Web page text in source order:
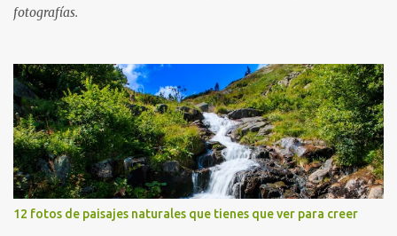
fotografías.
12 fotos de paisajes naturales que tienes que ver para creer